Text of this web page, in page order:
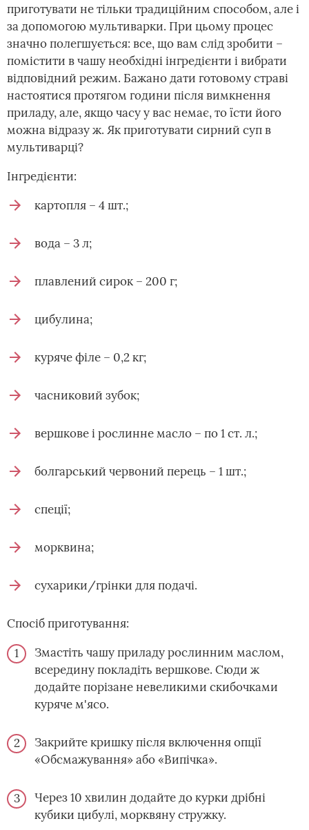
приготувати не тільки традиційним способом, але і
за допомогою мультиварки. При цьому процес
значно полегшується: все, що вам слід зробити –
помістити в чашу необхідні інгредієнти і вибрати
відповідний режим. Бажано дати готовому страві
настоятися протягом години після вимкнення
приладу, але, якщо часу у вас немає, то їсти його
можна відразу ж. Як приготувати сирний суп в
мультиварці?
Інгредієнти:
картопля – 4 шт.;
вода – 3 л;
плавлений сирок – 200 г;
цибулина;
куряче філе – 0,2 кг;
часниковий зубок;
вершкове і рослинне масло – по 1 ст. л.;
болгарський червоний перець – 1 шт.;
спеції;
морквина;
сухарики/грінки для подачі.
Спосіб приготування:
Змастіть чашу приладу рослинним маслом,
всередину покладіть вершкове. Сюди ж
додайте порізане невеликими скибочками
куряче м'ясо.
Закрийте кришку після включення опції
«Обсмажування» або «Випічка».
Через 10 хвилин додайте до курки дрібні
кубики цибулі, морквяну стружку.